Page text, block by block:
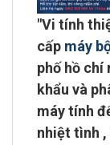
"Vi tính
cấp máy
phố hồ chí
khẩu và
máy tính
nhiệt tình ,